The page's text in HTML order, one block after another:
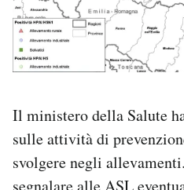
Il ministero della Salute
sulle attività di
svolgere negli
segnalare alle ASL